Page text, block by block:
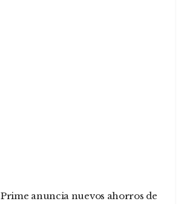
Prime anuncia nuevos ahorros de